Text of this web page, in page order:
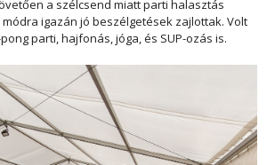
a szélcsend miatt parti halasztás
igazán jó beszélgetések zajlottak. Volt
parti, hajfonás, jóga, és SUP-ozás is.